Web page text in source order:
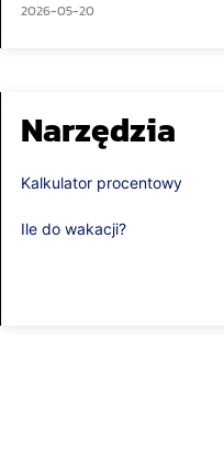
2026-05-20
Narzędzia
Kalkulator procentowy
Ile do wakacji?